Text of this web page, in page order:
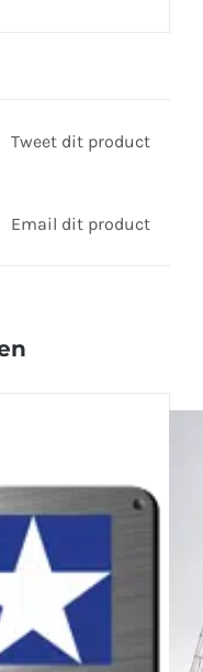
Tweet dit product
Email dit product